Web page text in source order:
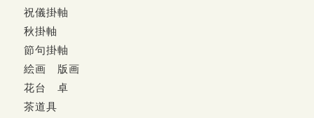
祝儀掛軸
秋掛軸
節句掛軸
絵画 版画
花台 卓
茶道具